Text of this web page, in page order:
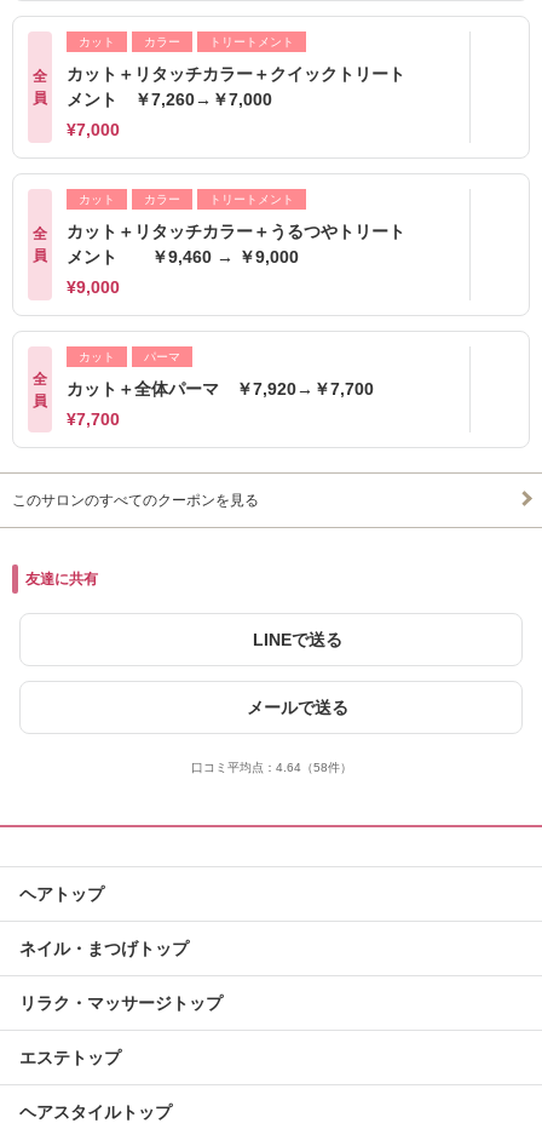
全
員
カット カラー トリートメント
カット＋リタッチカラー＋クイックトリート
メント ￥7,260→￥7,000
¥7,000
全
員
カット カラー トリートメント
カット＋リタッチカラー＋うるつやトリート
メント ￥9,460 → ￥9,000
¥9,000
全
員
カット パーマ
カット＋全体パーマ ￥7,920→￥7,700
¥7,700
このサロンのすべてのクーポンを見る
友達に共有
LINEで送る
メールで送る
口コミ平均点： 4.64（58件）
ヘアトップ
ネイル・まつげトップ
リラク・マッサージトップ
エステトップ
ヘアスタイルトップ